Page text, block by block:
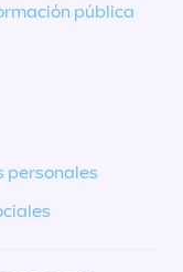
pública
personales